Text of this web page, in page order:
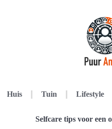
Huis Tuin Lifestyle
Selfcare tips voor een